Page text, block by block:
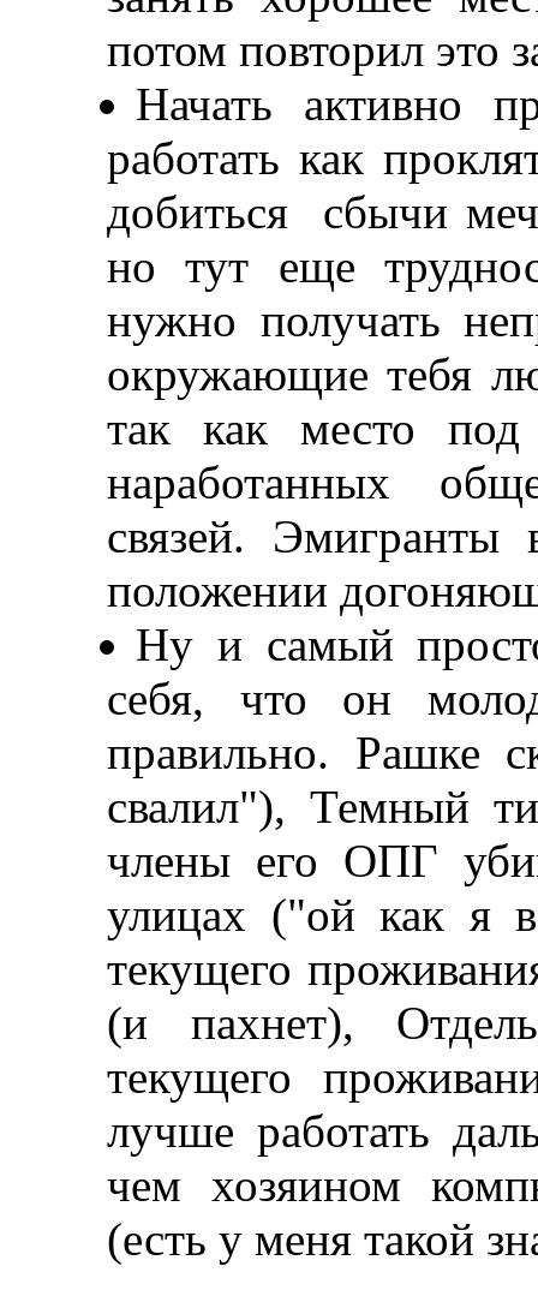
потом повторил это
Начать активно
работать как
добиться сбычи
но тут еще
нужно получать
окружающие тебя
так как место под
наработанных
связей. Эмигранты
положении
Ну и самый
себя, что он
правильно. Рашке
свалил"), Темный
члены его ОПГ
улицах ("ой как я
текущего
(и пахнет),
текущего
лучше работать
чем хозяином
(есть у меня такой